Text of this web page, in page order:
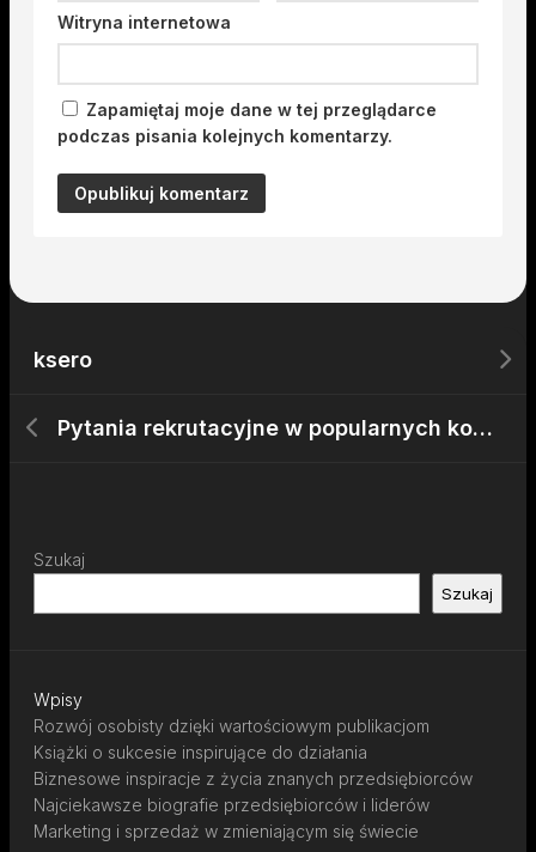
Witryna internetowa
Zapamiętaj moje dane w tej przeglądarce
podczas pisania kolejnych komentarzy.
ksero
Pytania rekrutacyjne w popularnych kodach
Szukaj
Szukaj
Wpisy
Rozwój osobisty dzięki wartościowym publikacjom
Książki o sukcesie inspirujące do działania
Biznesowe inspiracje z życia znanych przedsiębiorców
Najciekawsze biografie przedsiębiorców i liderów
Marketing i sprzedaż w zmieniającym się świecie